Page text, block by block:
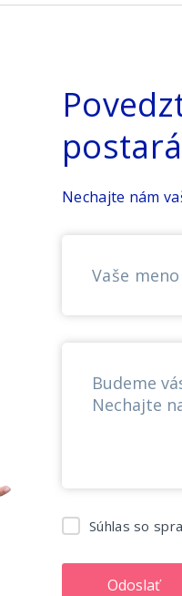
Nechajte nám
Vaše
Súhlas so
Odoslať